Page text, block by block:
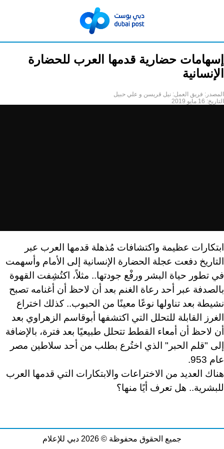
إسهامات حضارية قدمها العرب للحضارة
الإنسانية
المصدر: فريق العمل: نيل قريسن و علي حبيل
التاريخ: 16 مايو 2019
ابتكارات عظيمة واكتشافات مُذهلة قدمها العرب عبر
التاريخ دفعت عجلة الحضارة الإنسانية إلى الأمام وأسهمت
في تطور حياة البشر ورفْع جودتها.. مثلاً، اكتُشِفت القهوة
بالصدفة عبر أحد رعاة الغنم بعد أن لاحظ أن أغنامه تصبح
نشيطة بعد تناولها نوعًا معينًا من الحبوب.. كذلك اختراع
الغرز القابلة للتحلل التي اكتشفها أبوقاسم الزهراوي بعد
أن لاحظ أن أمعاء القطط تتحلل طبيعيًا بعد فترة، بالإضافة
إلى "قلم الحبر" الذي اختُرع بطلب من أحد سلاطين مصر
عام 953.
هناك العديد من الاختراعات والابتكارات التي قدمها العرب
للبشرية.. هل تعرف أيًا منها؟
جميع الحقوق محفوظة © 2026 دبي للإعلام